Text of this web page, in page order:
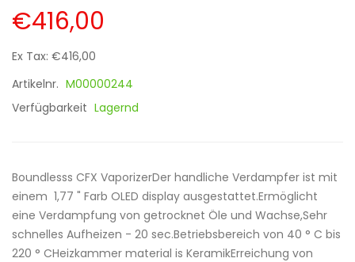
€416,00
Ex Tax: €416,00
Artikelnr. M00000244
Verfügbarkeit Lagernd
Boundlesss CFX VaporizerDer handliche Verdampfer ist mit
einem 1,77 " Farb OLED display ausgestattet.Ermöglicht
eine Verdampfung von getrocknet Öle und Wachse,Sehr
schnelles Aufheizen - 20 sec.Betriebsbereich von 40 ° C bis
220 ° CHeizkammer material is KeramikErreichung von